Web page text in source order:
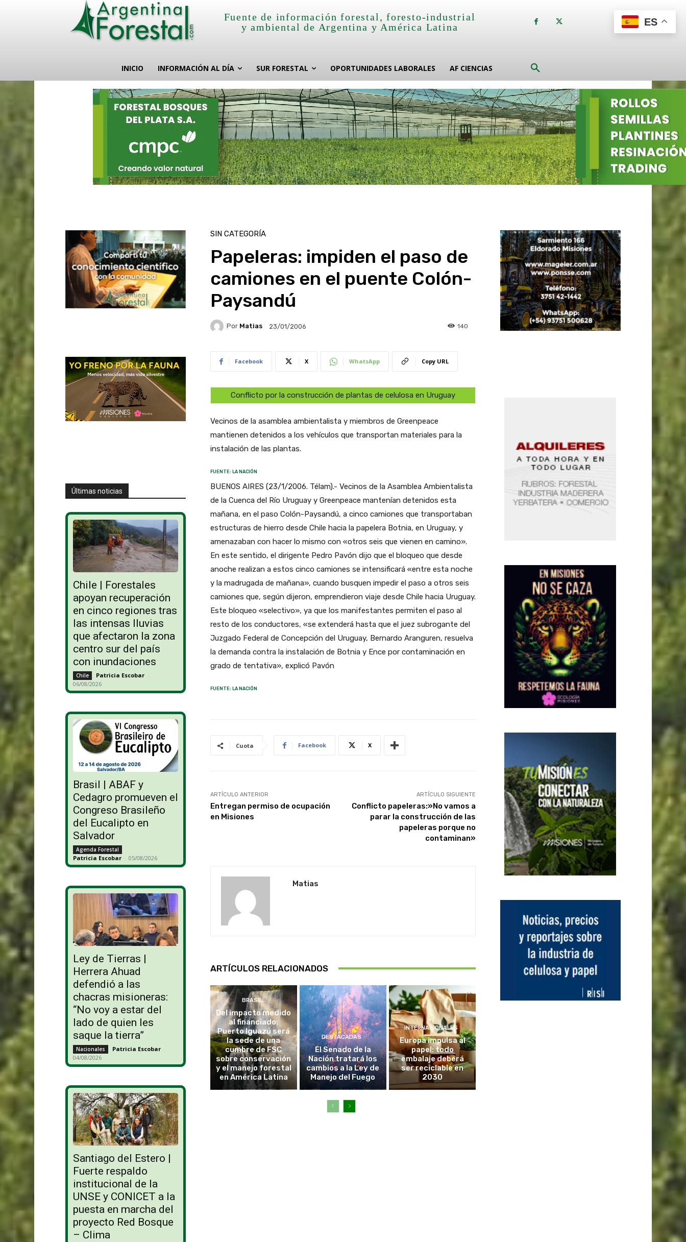
Fuente de información forestal, foresto-industrial
y ambiental de Argentina y América Latina
INICIO INFORMACIÓN AL DÍA SUR FORESTAL OPORTUNIDADES LABORALES AF CIENCIAS
Últimas noticias
Chile | Forestales
apoyan recuperación
en cinco regiones tras
las intensas lluvias
que afectaron la zona
centro sur del país
con inundaciones
Chile Patricia Escobar -
06/08/2026
Brasil | ABAF y
Cedagro promueven el
Congreso Brasileño
del Eucalipto en
Salvador
Agenda Forestal
Patricia Escobar - 05/08/2026
Ley de Tierras |
Herrera Ahuad
defendió a las
chacras misioneras:
“No voy a estar del
lado de quien les
saque la tierra”
Nacionales Patricia Escobar -
04/08/2026
Santiago del Estero |
Fuerte respaldo
institucional de la
UNSE y CONICET a la
puesta en marcha del
proyecto Red Bosque
– Clima
SIN CATEGORÍA
Papeleras: impiden el paso de
camiones en el puente Colón-
Paysandú
Por Matias 23/01/2006 140
Facebook X WhatsApp Copy URL
Conflicto por la construcción de plantas de celulosa en Uruguay
Vecinos de la asamblea ambientalista y miembros de Greenpeace
mantienen detenidos a los vehículos que transportan materiales para la
instalación de las plantas.
FUENTE: LA NACIÓN
BUENOS AIRES (23/1/2006. Télam).- Vecinos de la Asamblea Ambientalista
de la Cuenca del Río Uruguay y Greenpeace mantenían detenidos esta
mañana, en el paso Colón-Paysandú, a cinco camiones que transportaban
estructuras de hierro desde Chile hacia la papelera Botnia, en Uruguay, y
amenazaban con hacer lo mismo con «otros seis que vienen en camino».
En este sentido, el dirigente Pedro Pavón dijo que el bloqueo que desde
anoche realizan a estos cinco camiones se intensificará «entre esta noche
y la madrugada de mañana», cuando busquen impedir el paso a otros seis
camiones que, según dijeron, emprendieron viaje desde Chile hacia Uruguay.
Este bloqueo «selectivo», ya que los manifestantes permiten el paso al
resto de los conductores, «se extenderá hasta que el juez subrogante del
Juzgado Federal de Concepción del Uruguay, Bernardo Aranguren, resuelva
la demanda contra la instalación de Botnia y Ence por contaminación en
grado de tentativa», explicó Pavón
FUENTE: LA NACIÓN
Cuota Facebook X
ARTÍCULO ANTERIOR
Entregan permiso de ocupación
en Misiones
ARTÍCULO SIGUIENTE
Conflicto papeleras:»No vamos a
parar la construcción de las
papeleras porque no
contaminan»
Matias
ARTÍCULOS RELACIONADOS
BRASIL
Del impacto medido
al financiado:
Puerto Iguazú será
la sede de una
cumbre de FSC
sobre conservación
y el manejo forestal
en América Latina
DESTACADAS
El Senado de la
Nación tratará los
cambios a la Ley de
Manejo del Fuego
INTERNACIONALES
Europa impulsa al
papel: todo
embalaje deberá
ser reciclable en
2030
ES